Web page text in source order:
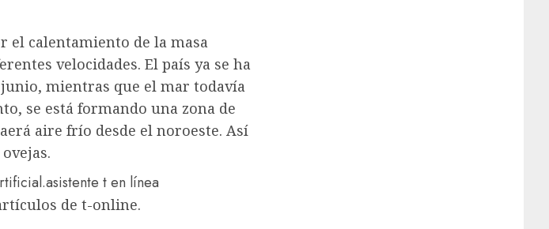
el calentamiento de la masa
velocidades. El país ya se ha
mientras que el mar todavía
se está formando una zona de
aire frío desde el noroeste. Así
asistente t en línea
de t-online.